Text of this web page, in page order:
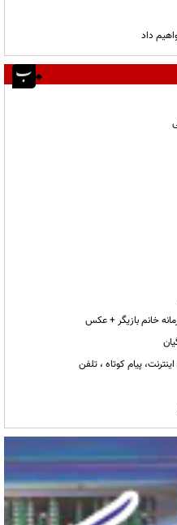
داد
خانم بازیگر + عکس
پیام کوتاه ، تلفن